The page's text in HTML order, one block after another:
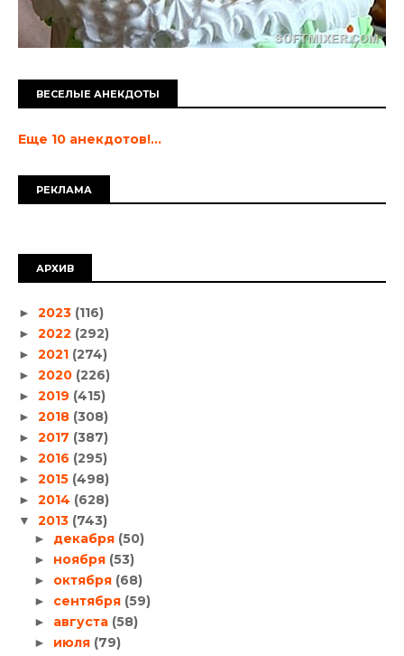
ВЕСЕЛЫЕ АНЕКДОТЫ
Еще 10 анекдотов!...
РЕКЛАМА
АРХИВ
► 2023 (116)
► 2022 (292)
► 2021 (274)
► 2020 (226)
► 2019 (415)
► 2018 (308)
► 2017 (387)
► 2016 (295)
► 2015 (498)
► 2014 (628)
▼ 2013 (743)
► декабря (50)
► ноября (53)
► октября (68)
► сентября (59)
► августа (58)
► июля (79)